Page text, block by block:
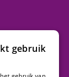
gebruik